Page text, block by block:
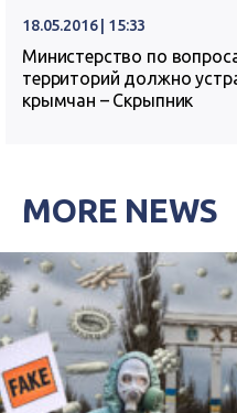
18.05.2016 | 15:33
Министерство по
территорий должно
крымчан – Скрыпник
MORE NEWS